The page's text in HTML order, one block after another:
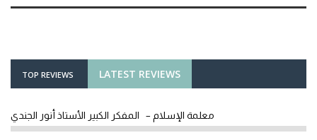
LATEST REVIEWS
TOP REVIEWS
معلمة الإسلام – المفكر الكبير الأستاذ أنور الجندي